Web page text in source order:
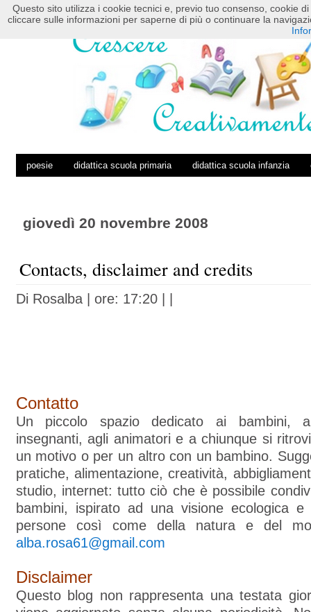
HOME POSTS RSS COMMENTS RSS
poesie didattica scuola primaria didattica scuola infanzia
giovedì 20 novembre 2008
Contacts, disclaimer and credits
Di Rosalba| ore: 17:20 |
Contatto
Un piccolo spazio dedicato ai bambini,
insegnanti, agli animatori e a chiunque si
un motivo o per un altro con un bambino.
pratiche, alimentazione, creatività,
studio, internet: tutto ciò che è possibile
bambini, ispirato ad una visione ecologica e
persone così come della natura e del
alba.rosa61@gmail.com
Disclaimer
Questo blog non rappresenta una testata
Questo sito utilizza i cookie tecnici e, previo tuo consenso, cookie
cliccare sulle informazioni per saperne di più o continuare la